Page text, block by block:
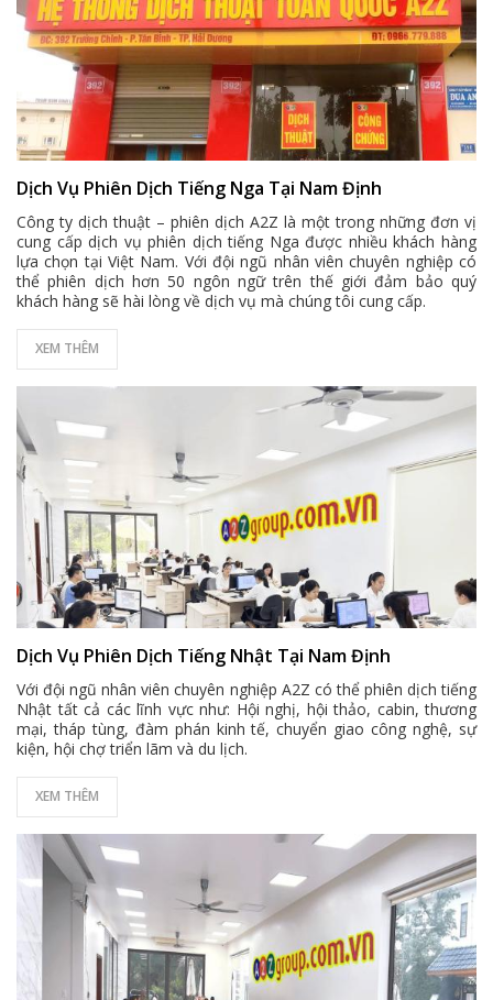
Dịch Vụ Phiên Dịch Tiếng Nga Tại Nam Định
Công ty dịch thuật – phiên dịch A2Z là một trong những đơn vị
cung cấp dịch vụ phiên dịch tiếng Nga được nhiều khách hàng
lựa chọn tại Việt Nam. Với đội ngũ nhân viên chuyên nghiệp có
thể phiên dịch hơn 50 ngôn ngữ trên thế giới đảm bảo quý
khách hàng sẽ hài lòng về dịch vụ mà chúng tôi cung cấp.
XEM THÊM
Dịch Vụ Phiên Dịch Tiếng Nhật Tại Nam Định
Với đội ngũ nhân viên chuyên nghiệp A2Z có thể phiên dịch tiếng
Nhật tất cả các lĩnh vực như: Hội nghị, hội thảo, cabin, thương
mại, tháp tùng, đàm phán kinh tế, chuyển giao công nghệ, sự
kiện, hội chợ triển lãm và du lịch.
XEM THÊM